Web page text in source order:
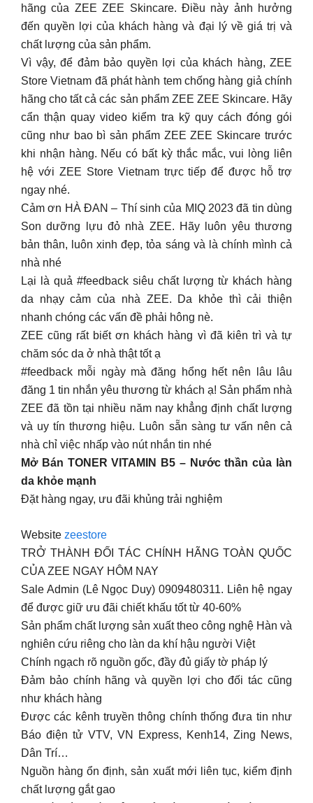
hãng của ZEE ZEE Skincare. Điều này ảnh hưởng
đến quyền lợi của khách hàng và đại lý về giá trị và
chất lượng của sản phẩm.
Vì vậy, để đảm bảo quyền lợi của khách hàng, ZEE
Store Vietnam đã phát hành tem chống hàng giả chính
hãng cho tất cả các sản phẩm ZEE ZEE Skincare. Hãy
cẩn thận quay video kiểm tra kỹ quy cách đóng gói
cũng như bao bì sản phẩm ZEE ZEE Skincare trước
khi nhận hàng. Nếu có bất kỳ thắc mắc, vui lòng liên
hệ với ZEE Store Vietnam trực tiếp để được hỗ trợ
ngay nhé.
Cảm ơn HÀ ĐAN – Thí sinh của MIQ 2023 đã tin dùng
Son dưỡng lựu đỏ nhà ZEE. Hãy luôn yêu thương
bản thân, luôn xinh đẹp, tỏa sáng và là chính mình cả
nhà nhé
Lại là quả #feedback siêu chất lượng từ khách hàng
da nhạy cảm của nhà ZEE. Da khỏe thì cải thiện
nhanh chóng các vấn đề phải hông nè.
ZEE cũng rất biết ơn khách hàng vì đã kiên trì và tự
chăm sóc da ở nhà thật tốt ạ
#feedback mỗi ngày mà đăng hổng hết nên lâu lâu
đăng 1 tin nhắn yêu thương từ khách ạ! Sản phẩm nhà
ZEE đã tồn tại nhiều năm nay khẳng định chất lượng
và uy tín thương hiệu. Luôn sẵn sàng tư vấn nên cả
nhà chỉ việc nhấp vào nút nhắn tin nhé
Mở Bán TONER VITAMIN B5 – Nước thần của làn
da khỏe mạnh
Đặt hàng ngay, ưu đãi khủng trải nghiệm
Website zeestore
TRỞ THÀNH ĐỐI TÁC CHÍNH HÃNG TOÀN QUỐC
CỦA ZEE NGAY HÔM NAY
Sale Admin (Lê Ngọc Duy) 0909480311. Liên hệ ngay
để được giữ ưu đãi chiết khấu tốt từ 40-60%
Sản phẩm chất lượng sản xuất theo công nghệ Hàn và
nghiên cứu riêng cho làn da khí hậu người Việt
Chính ngạch rõ nguồn gốc, đầy đủ giấy tờ pháp lý
Đảm bảo chính hãng và quyền lợi cho đối tác cũng
như khách hàng
Được các kênh truyền thông chính thống đưa tin như
Báo điện tử VTV, VN Express, Kenh14, Zing News,
Dân Trí…
Nguồn hàng ổn định, sản xuất mới liên tục, kiểm định
chất lượng gắt gao